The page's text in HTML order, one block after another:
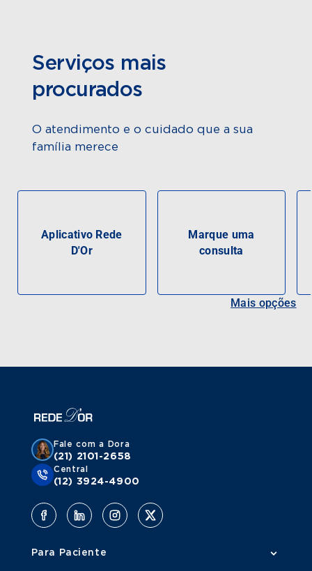
Serviços mais
procurados
O atendimento e o cuidado que a sua
família merece
Aplicativo Rede
D'Or
Marque uma
consulta
Mais opções
Fale com a Dora
(21) 2101-2658
Central
(12) 3924-4900
Para Paciente